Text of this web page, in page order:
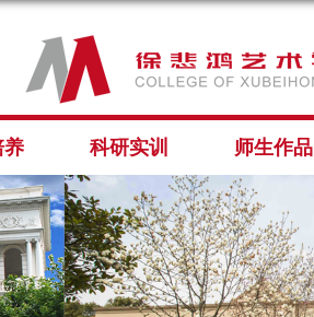
养 科研实训 师生作品